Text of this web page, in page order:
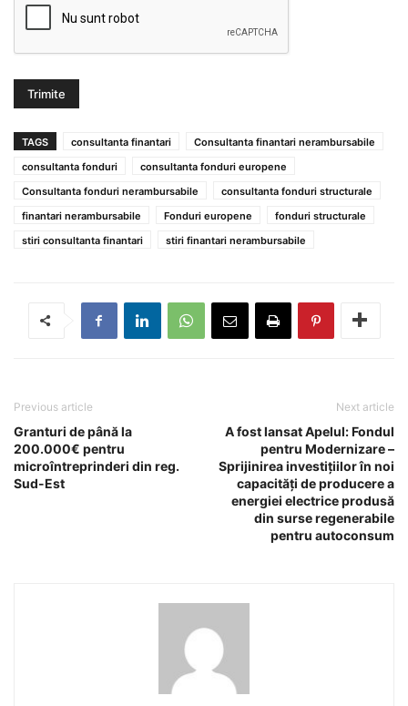
TAGS consultanta finantari
Consultanta finantari nerambursabile
consultanta fonduri
consultanta fonduri europene
Consultanta fonduri nerambursabile
consultanta fonduri structurale
finantari nerambursabile
Fonduri europene
fonduri structurale
stiri consultanta finantari
stiri finantari nerambursabile
Previous article
Granturi de până la
200.000€ pentru
microîntreprinderi din reg.
Sud-Est
Next article
A fost lansat Apelul: Fondul
pentru Modernizare –
Sprijinirea investiţiilor în noi
capacităţi de producere a
energiei electrice produsă
din surse regenerabile
pentru autoconsum